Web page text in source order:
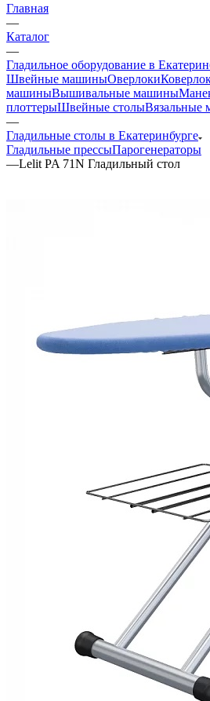
Главная
—
Каталог
—
Гладильное оборудование в
Швейные машиныОверлоки
машиныВышивальные машины
плоттерыШвейные столыВязальные
—
Гладильные столы в Екатеринбурге
Гладильные прессыПарогенераторы
—Lelit PA 71N Гладильный стол